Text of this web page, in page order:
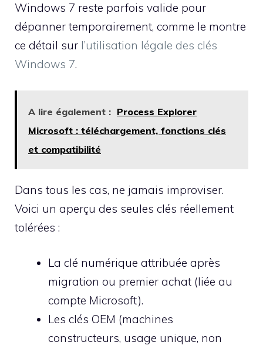
Windows 7 reste parfois valide pour
dépanner temporairement, comme le montre
ce détail sur l’utilisation légale des clés
Windows 7.
A lire également : Process Explorer
Microsoft : téléchargement, fonctions clés
et compatibilité
Dans tous les cas, ne jamais improviser.
Voici un aperçu des seules clés réellement
tolérées :
La clé numérique attribuée après
migration ou premier achat (liée au
compte Microsoft).
Les clés OEM (machines
constructeurs, usage unique, non